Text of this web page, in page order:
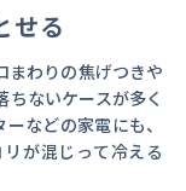
せる
まわりの焦げつきや
ないケースが多く
などの家電にも、
が混じって冷える